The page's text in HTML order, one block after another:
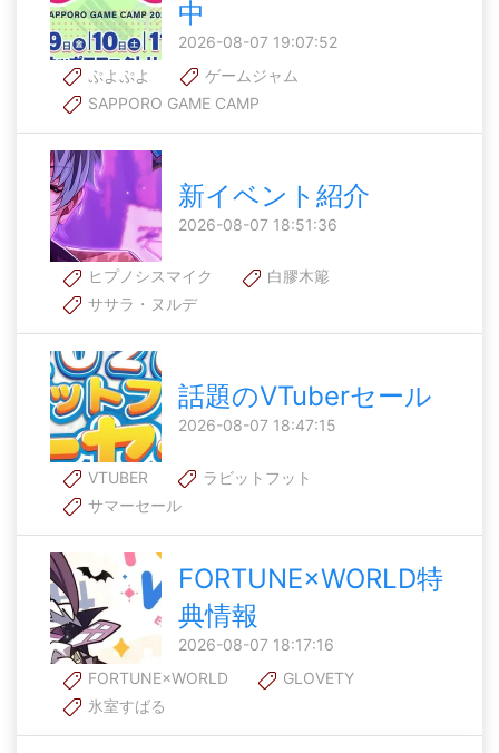
中
2026-08-07 19:07:52
ぷよぷよ
ゲームジャム
SAPPORO GAME CAMP
新イベント紹介
2026-08-07 18:51:36
ヒプノシスマイク
白膠木簓
ササラ・ヌルデ
話題のVTuberセール
2026-08-07 18:47:15
VTUBER
ラビットフット
サマーセール
FORTUNE×WORLD特
典情報
2026-08-07 18:17:16
FORTUNE×WORLD
GLOVETY
氷室すばる